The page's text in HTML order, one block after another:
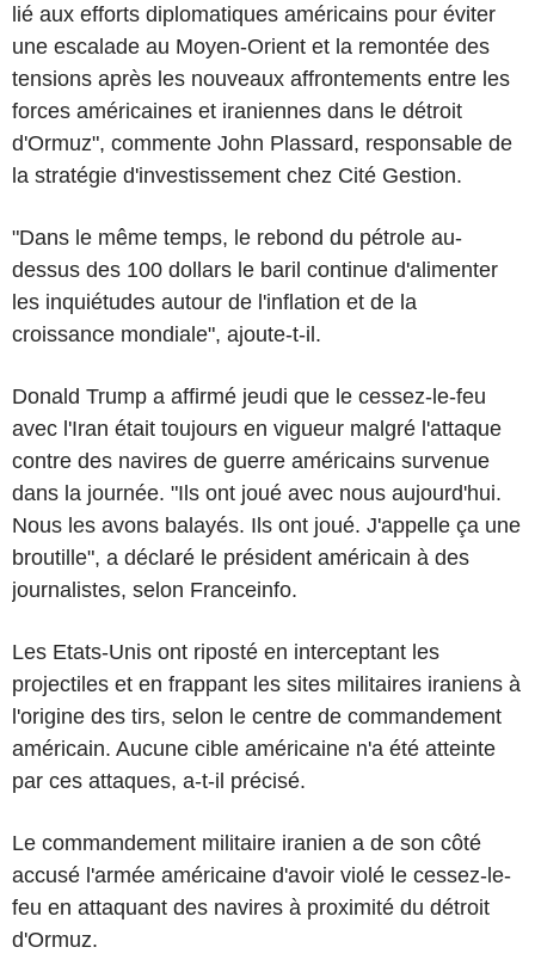
lié aux efforts diplomatiques américains pour éviter
une escalade au Moyen-Orient et la remontée des
tensions après les nouveaux affrontements entre les
forces américaines et iraniennes dans le détroit
d'Ormuz", commente John Plassard, responsable de
la stratégie d'investissement chez Cité Gestion.
"Dans le même temps, le rebond du pétrole au-
dessus des 100 dollars le baril continue d'alimenter
les inquiétudes autour de l'inflation et de la
croissance mondiale", ajoute-t-il.
Donald Trump a affirmé jeudi que le cessez-le-feu
avec l'Iran était toujours en vigueur malgré l'attaque
contre des navires de guerre américains survenue
dans la journée. "Ils ont joué avec nous aujourd'hui.
Nous les avons balayés. Ils ont joué. J'appelle ça une
broutille", a déclaré le président américain à des
journalistes, selon Franceinfo.
Les Etats-Unis ont riposté en interceptant les
projectiles et en frappant les sites militaires iraniens à
l'origine des tirs, selon le centre de commandement
américain. Aucune cible américaine n'a été atteinte
par ces attaques, a-t-il précisé.
Le commandement militaire iranien a de son côté
accusé l'armée américaine d'avoir violé le cessez-le-
feu en attaquant des navires à proximité du détroit
d'Ormuz.